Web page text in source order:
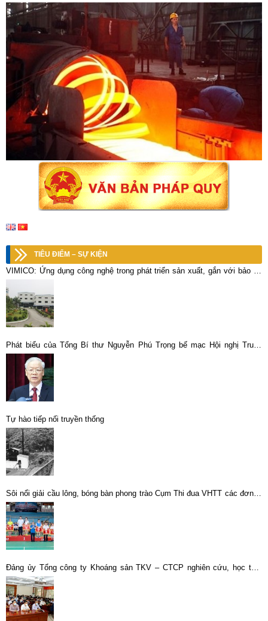
TIÊU ĐIỂM – SỰ KIỆN
VIMICO: Ứng dụng công nghệ trong phát triển sản xuất, gắn với bảo vệ
môi trường bền vững
Phát biểu của Tổng Bí thư Nguyễn Phú Trọng bế mạc Hội nghị Trung
ương giữa nhiệm kỳ
Tự hào tiếp nối truyền thống
Sôi nổi giải cầu lông, bóng bàn phong trào Cụm Thi đua VHTT các đơn vị
vùng Hà Nội và ngoài Quảng Ninh năm 2019
Đảng ủy Tổng công ty Khoáng sản TKV – CTCP nghiên cứu, học tập,
quán triệt Kết luận, Quy định của Hội nghị lần thứ tư BCH Trung ương
Đảng khóa XIII và Nghị quyết số 22-NQ/ĐU ngày 13/01/2022 của Đảng
ủy Tập đoàn Công nghiệp Than – Khoáng sản Việt Nam về thực hiện
chuyển đổi số đến năm 2025, định hướng đến năm 2030